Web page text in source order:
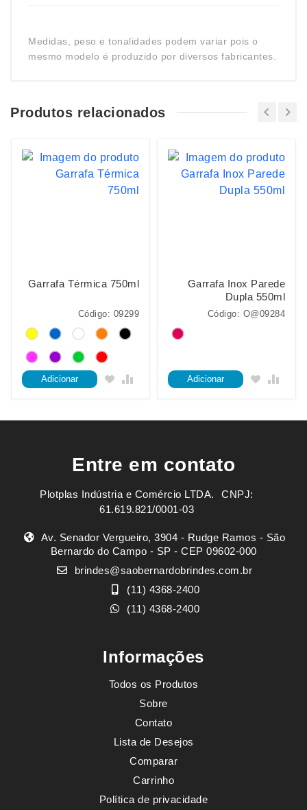
Medidas, peso e tonalidades podem variar pois o
mesmo modelo é produzido por diversos fabricantes.
Produtos relacionados
Garrafa Térmica 750ml
Código: 09299
Adicionar
Garrafa Inox Parede
Dupla 550ml
Código: O@09284
Adicionar
Entre em contato
Plotplas Indústria e Comércio LTDA. ㅤㅤㅤ CNPJ:
61.619.821/0001-03
Av. Senador Vergueiro, 3904 - Rudge Ramos - São
Bernardo do Campo - SP - CEP 09602-000
brindes@saobernardobrindes.com.br
(11) 4368-2400
(11) 4368-2400
Informações
Todos os Produtos
Sobre
Contato
Lista de Desejos
Comparar
Carrinho
Política de privacidade